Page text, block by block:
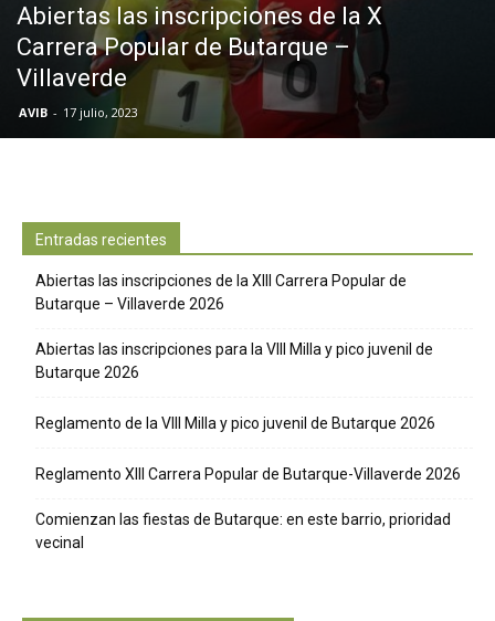
Abiertas las inscripciones de la X
Carrera Popular de Butarque –
Villaverde
AVIB - 17 julio, 2023
Entradas recientes
Abiertas las inscripciones de la XIII Carrera Popular de
Butarque – Villaverde 2026
Abiertas las inscripciones para la VIII Milla y pico juvenil de
Butarque 2026
Reglamento de la VIII Milla y pico juvenil de Butarque 2026
Reglamento XIII Carrera Popular de Butarque-Villaverde 2026
Comienzan las fiestas de Butarque: en este barrio, prioridad
vecinal